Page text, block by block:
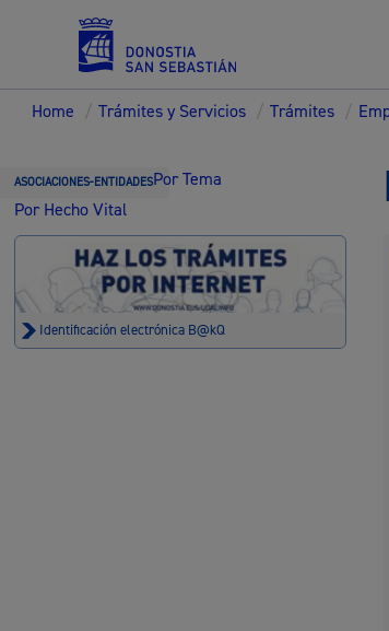
Servicios
Padrón y asuntos personales
Home / Trámites y Servicios / Trámites /
ASOCIACIONES-ENTIDADESPor Tema
Por Hecho Vital
Identificación electrónica B@kQ